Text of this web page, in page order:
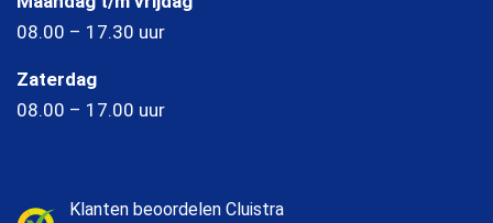
08.00 – 17.30 uur
Zaterdag
08.00 – 17.00 uur
Klanten beoordelen Cluistra